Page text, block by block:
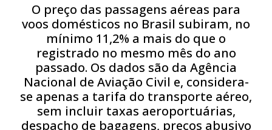
O preço das passagens aéreas para
voos domésticos no Brasil subiram, no
mínimo 11,2% a mais do que o
registrado no mesmo mês do ano
passado. Os dados são da Agência
Nacional de Aviação Civil e, considera-
se apenas a tarifa do transporte aéreo,
sem incluir taxas aeroportuárias,
despacho de bagagens, preços abusivo